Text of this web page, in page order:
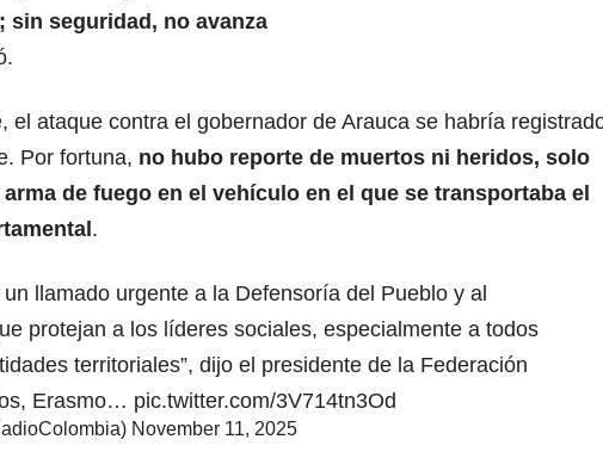
sin seguridad, no avanza
el ataque contra el gobernador de Arauca se habría
Por fortuna, no hubo reporte de muertos ni heridos, solo
de fuego en el vehículo en el que se transportaba el
.
un llamado urgente a la Defensoría del Pueblo y al
protejan a los líderes sociales, especialmente a todos
territoriales”, dijo el presidente de la Federación
Erasmo… pic.twitter.com/3V714tn3Od
November 11, 2025